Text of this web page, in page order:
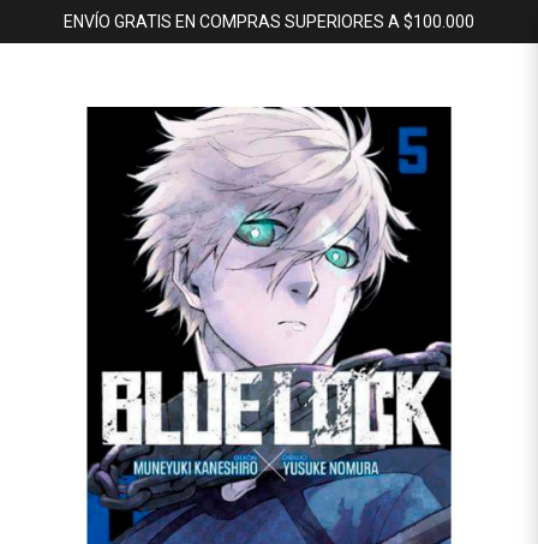
ENVÍO GRATIS EN COMPRAS SUPERIORES A $100.000